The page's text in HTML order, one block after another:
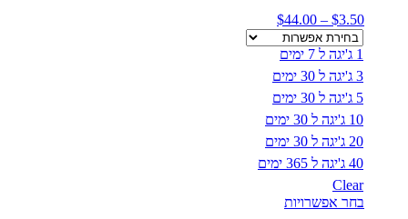
לבחור
את
האפשרויות
בעמוד
$3.50
–
$44.00 טווח
מחירים:
1 ג'יגה ל 7 ימים
3 ג'יגה ל 30 ימים
5 ג'יגה ל 30 ימים
10 ג'יגה ל 30 ימים
20 ג'יגה ל 30 ימים
40 ג'יגה ל 365 ימים
Clear
בחר אפשרויות